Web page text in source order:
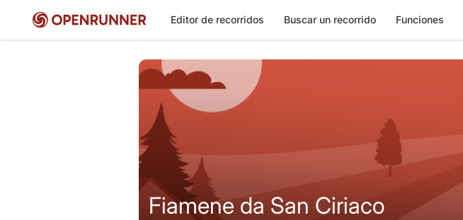
Editor de recorridos Buscar un recorrido Funciones
Fiamene da San Ciriaco